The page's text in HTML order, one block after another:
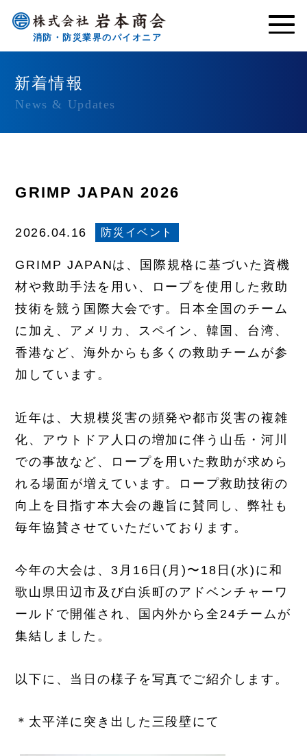
消防・防災業界のパイオニア
新着情報
News & Updates
GRIMP JAPAN 2026
2026.04.16 防災イベント
GRIMP JAPANは、国際規格に基づいた資機
材や救助手法を用い、ロープを使用した救助
技術を競う国際大会です。日本全国のチーム
に加え、アメリカ、スペイン、韓国、台湾、
香港など、海外からも多くの救助チームが参
加しています。
近年は、大規模災害の頻発や都市災害の複雑
化、アウトドア人口の増加に伴う山岳・河川
での事故など、ロープを用いた救助が求めら
れる場面が増えています。ロープ救助技術の
向上を目指す本大会の趣旨に賛同し、弊社も
毎年協賛させていただいております。
今年の大会は、3月16日(月)〜18日(水)に和
歌山県田辺市及び白浜町のアドベンチャーワ
ールドで開催され、国内外から全24チームが
集結しました。
以下に、当日の様子を写真でご紹介します。
＊太平洋に突き出した三段壁にて